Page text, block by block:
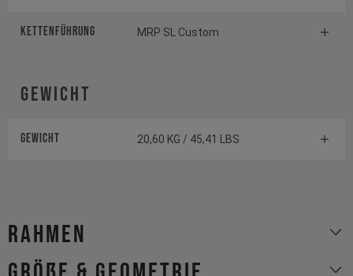
Kettenführung MRP SL Custom
Gewicht
Gewicht 20,60 KG / 45,41 LBS
Rahmen